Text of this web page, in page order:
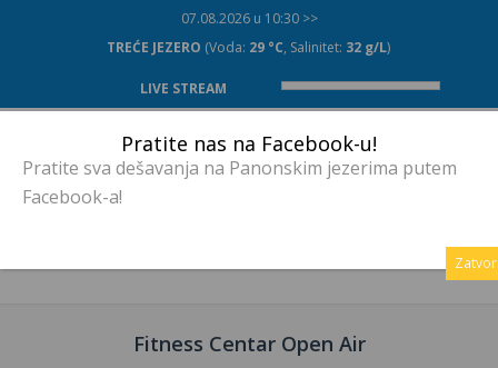
07.08.2026 u 10:30 >>
TREĆE JEZERO (Voda: 29 °C, Salinitet: 32 g/L)
LIVE STREAM
Fitness Centar Open Air
Pratite nas na Facebook-u!
Pratite sva dešavanja na Panonskim jezerima putem
Facebook-a!